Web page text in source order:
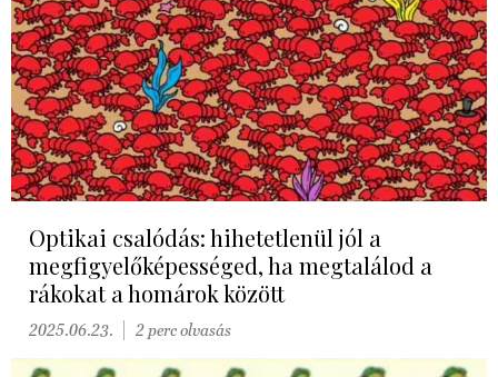
Optikai csalódás: hihetetlenül jól a
megfigyelőképességed, ha megtalálod a
rákokat a homárok között
2025.06.23. 2 perc olvasás